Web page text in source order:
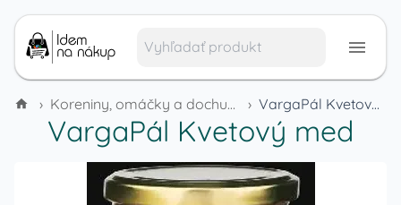
› Koreniny, omáčky a dochucovadlá › VargaPál Kvetový med
VargaPál Kvetový med